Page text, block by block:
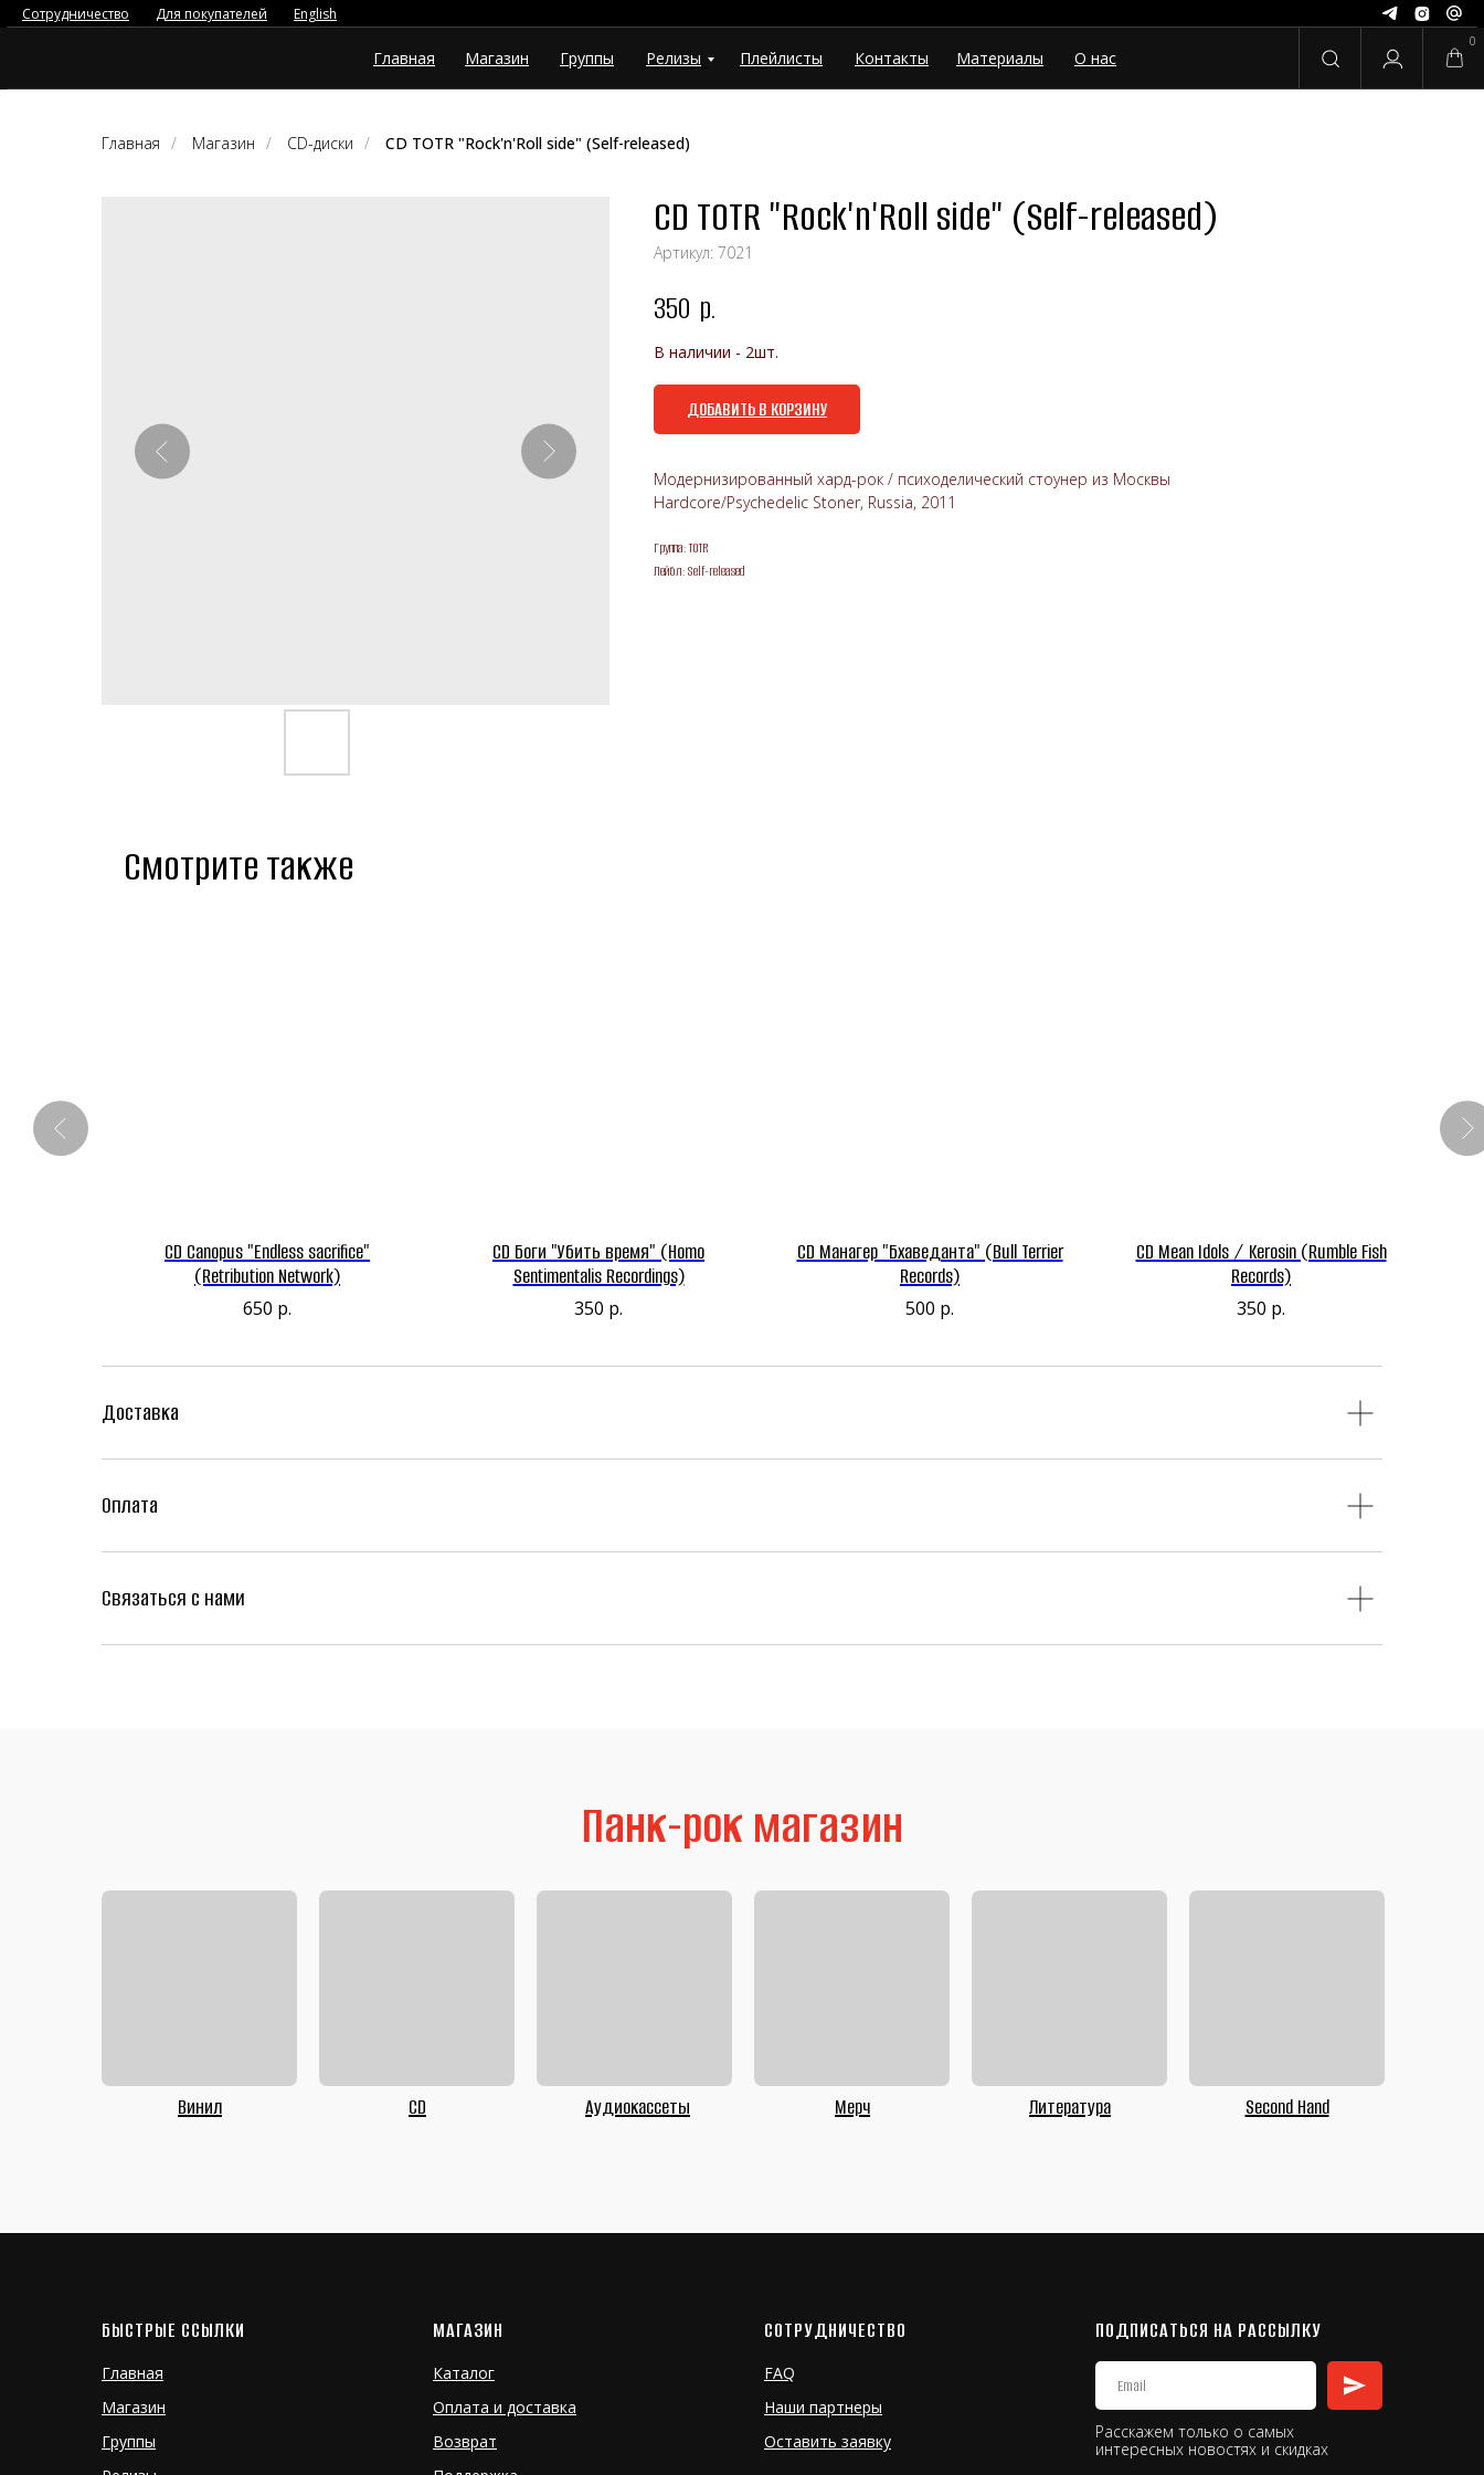
0
Главная Магазин Группы Релизы Плейлисты Контакты Материалы О нас
Сотрудничество Для покупателей English
Главная / Магазин / CD-диски / CD TOTR "Rock'n'Roll side" (Self-released)
CD TOTR "Rock'n'Roll side" (Self-released)
Артикул: 7021
350 р.
В наличии - 2шт.
ДОБАВИТЬ В КОРЗИНУ
Модернизированный хард-рок / психоделический стоунер из Москвы
Hardcore/Psychedelic Stoner, Russia, 2011
Группа: TOTR
Лейбл: Self-released
Смотрите также
CD Canopus "Endless sacrifice"
(Retribution Network)
650 р.
CD Боги "Убить время" (Homo
Sentimentalis Recordings)
350 р.
CD Манагер "Бхаведанта" (Bull Terrier
Records)
500 р.
CD Mean Idols / Kerosin (Rumble Fish
Records)
350 р.
Доставка
Оплата
Связаться с нами
Винил CD Аудиокассеты Мерч Литература Second Hand
Панк-рок магазин
БЫСТРЫЕ ССЫЛКИ
Главная
Магазин
Группы
МАГАЗИН
Каталог
Оплата и доставка
Возврат
СОТРУДНИЧЕСТВО
FAQ
Наши партнеры
Оставить заявку
ПОДПИСАТЬСЯ НА РАССЫЛКУ
Расскажем только о самых
интересных новостях и скидках